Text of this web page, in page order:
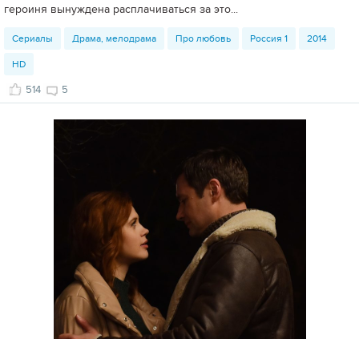
героиня вынуждена расплачиваться за это...
Сериалы Драма, мелодрама Про любовь Россия 1 2014
HD
514 5